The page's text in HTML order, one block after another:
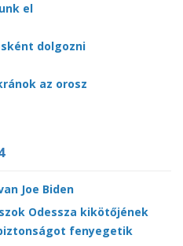
el
dolgozni
az orosz
Joe Biden
Odessza kikötőjének
fenyegetik